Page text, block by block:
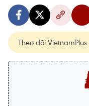
Theo dõi VietnamPlus